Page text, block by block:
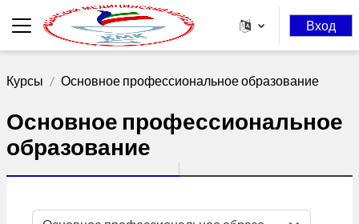
Перейти к основному содержанию
Боковая панель
Вход
Курсы Основное профессиональное образование
Основное профессиональное
образование